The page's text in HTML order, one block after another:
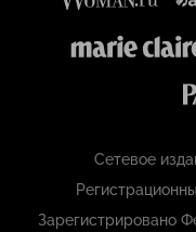
Сетевое
Зарегистрировано